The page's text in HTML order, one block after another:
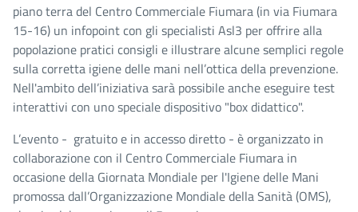
piano terra del Centro Commerciale Fiumara (in via Fiumara
15-16) un infopoint con gli specialisti Asl3 per offrire alla
popolazione pratici consigli e illustrare alcune semplici regole
sulla corretta igiene delle mani nell’ottica della prevenzione.
Nell'ambito dell’iniziativa sarà possibile anche eseguire test
interattivi con uno speciale dispositivo "box didattico".
L’evento - gratuito e in accesso diretto - è organizzato in
collaborazione con il Centro Commerciale Fiumara in
occasione della Giornata Mondiale per l'Igiene delle Mani
promossa dall’Organizzazione Mondiale della Sanità (OMS),